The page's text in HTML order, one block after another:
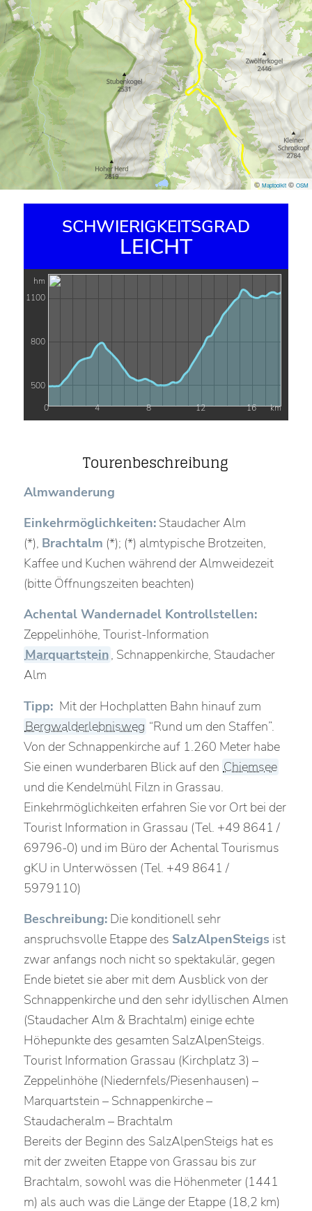
© Maptoolkit © OSM
SCHWIERIGKEITSGRAD
LEICHT
km
hm
0 4 8 12 16
500
800
1100
Tourenbeschreibung
Almwanderung
Einkehrmöglichkeiten:Staudacher Alm
(*), Brachtalm (*); (*) almtypische Brotzeiten,
Kaffee und Kuchen während der Almweidezeit
(bitte Öffnungszeiten beachten)
Achental Wandernadel Kontrollstellen:
Zeppelinhöhe, Tourist-Information
Marquartstein, Schnappenkirche, Staudacher
Alm
Tipp: Mit der Hochplatten Bahn hinauf zum
Bergwalderlebnisweg “Rund um den Staffen”.
Von der Schnappenkirche auf 1.260 Meter habe
Sie einen wunderbaren Blick auf den Chiemsee
und die Kendelmühl Filzn in Grassau.
Einkehrmöglichkeiten erfahren Sie vor Ort bei der
Tourist Information in Grassau (Tel. +49 8641 /
69796-0) und im Büro der Achental Tourismus
gKU in Unterwössen (Tel. +49 8641 /
5979110)
Beschreibung:Die konditionell sehr
anspruchsvolle Etappe des SalzAlpenSteigs ist
zwar anfangs noch nicht so spektakulär, gegen
Ende bietet sie aber mit dem Ausblick von der
Schnappenkirche und den sehr idyllischen Almen
(Staudacher Alm & Brachtalm) einige echte
Höhepunkte des gesamten SalzAlpenSteigs.
Tourist Information Grassau (Kirchplatz 3) –
Zeppelinhöhe (Niedernfels/Piesenhausen) –
Marquartstein – Schnappenkirche –
Staudacheralm – Brachtalm
Bereits der Beginn des SalzAlpenSteigs hat es
mit der zweiten Etappe von Grassau bis zur
Brachtalm, sowohl was die Höhenmeter (1441
m) als auch was die Länge der Etappe (18,2 km)